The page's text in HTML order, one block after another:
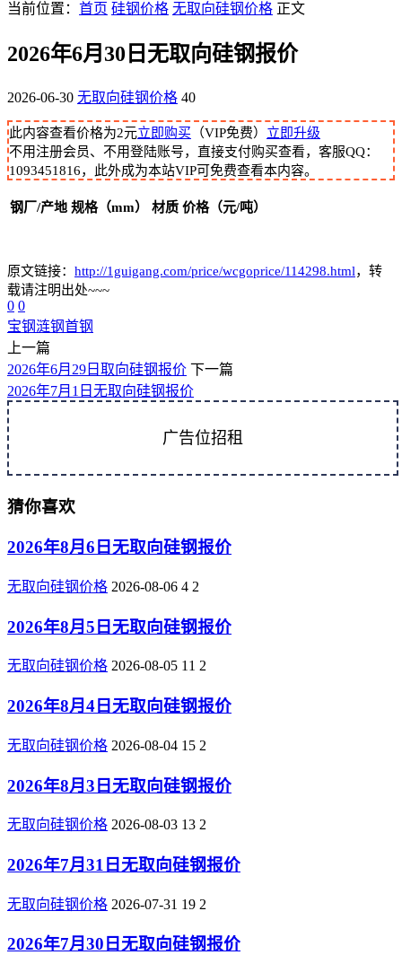
当前位置： 首页 硅钢价格 无取向硅钢价格 正文
2026年6月30日无取向硅钢报价
2026-06-30 无取向硅钢价格 40
此内容查看价格为2元立即购买 （VIP免费） 立即升级
不用注册会员、不用登陆账号，直接支付购买查看，客服QQ：
1093451816，此外成为本站VIP可免费查看本内容。
钢厂/产地 规格（mm） 材质 价格（元/吨）
原文链接： http://1guigang.com/price/wcgoprice/114298.html，转
载请注明出处~~~
0 0
宝钢涟钢首钢
上一篇
2026年6月29日取向硅钢报价 下一篇
2026年7月1日无取向硅钢报价
广告位招租
猜你喜欢
2026年8月6日无取向硅钢报价
无取向硅钢价格 2026-08-06 4 2
2026年8月5日无取向硅钢报价
无取向硅钢价格 2026-08-05 11 2
2026年8月4日无取向硅钢报价
无取向硅钢价格 2026-08-04 15 2
2026年8月3日无取向硅钢报价
无取向硅钢价格 2026-08-03 13 2
2026年7月31日无取向硅钢报价
无取向硅钢价格 2026-07-31 19 2
2026年7月30日无取向硅钢报价